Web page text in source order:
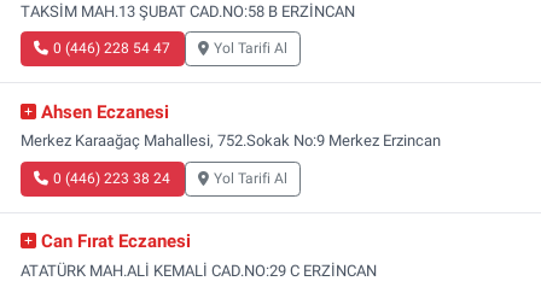
TAKSİM MAH.13 ŞUBAT CAD.NO:58 B ERZİNCAN
0 (446) 228 54 47 Yol Tarifi Al
Ahsen Eczanesi
Merkez Karaağaç Mahallesi, 752.Sokak No:9 Merkez Erzincan
0 (446) 223 38 24 Yol Tarifi Al
Can Fırat Eczanesi
ATATÜRK MAH.ALİ KEMALİ CAD.NO:29 C ERZİNCAN